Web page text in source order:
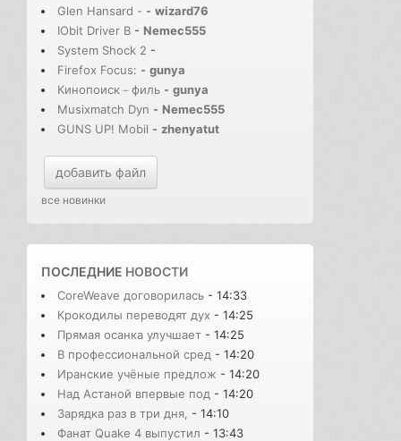
Glen Hansard - - wizard76
IObit Driver B - Nemec555
System Shock 2 -
Firefox Focus: - gunya
Кинопоиск－филь - gunya
Musixmatch Dyn - Nemec555
GUNS UP! Mobil - zhenyatut
добавить файл
все новинки
ПОСЛЕДНИЕ НОВОСТИ
CoreWeave договорилась - 14:33
Крокодилы переводят дух - 14:25
Прямая осанка улучшает - 14:25
В профессиональной сред - 14:20
Иранские учёные предлож - 14:20
Над Астаной впервые под - 14:20
Зарядка раз в три дня, - 14:10
Фанат Quake 4 выпустил - 13:43